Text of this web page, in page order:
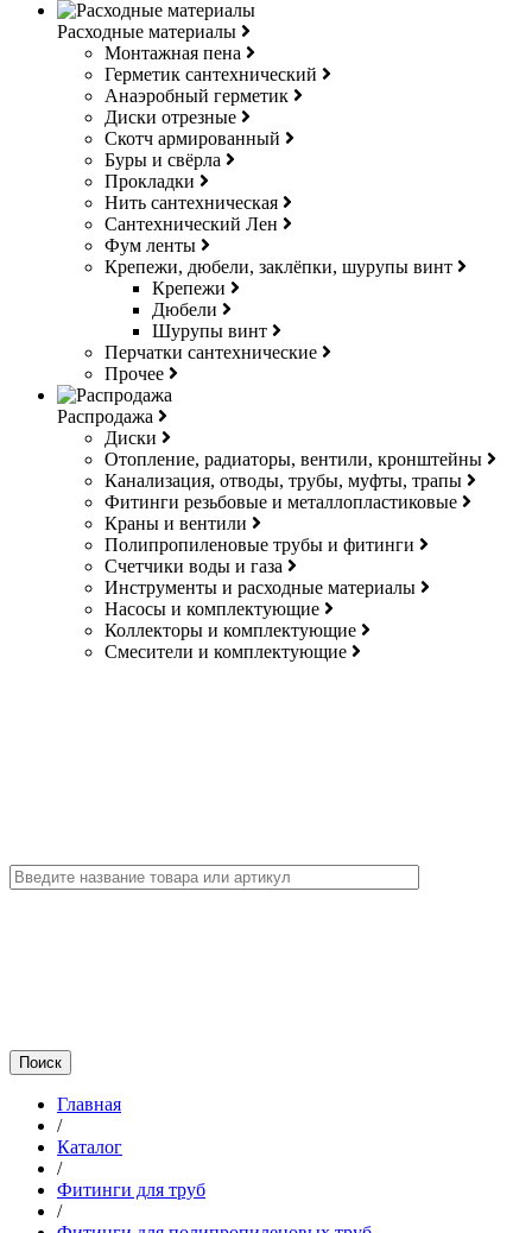
Расходные материалы
Монтажная пена
Герметик сантехнический
Анаэробный герметик
Диски отрезные
Скотч армированный
Буры и свёрла
Прокладки
Нить сантехническая
Сантехнический Лен
Фум ленты
Крепежи, дюбели, заклёпки, шурупы винт
Крепежи
Дюбели
Шурупы винт
Перчатки сантехнические
Прочее
Распродажа
Диски
Отопление, радиаторы, вентили, кронштейны
Канализация, отводы, трубы, муфты, трапы
Фитинги резьбовые и металлопластиковые
Краны и вентили
Полипропиленовые трубы и фитинги
Счетчики воды и газа
Инструменты и расходные материалы
Насосы и комплектующие
Коллекторы и комплектующие
Смесители и комплектующие
Главная
/
Каталог
/
Фитинги для труб
/